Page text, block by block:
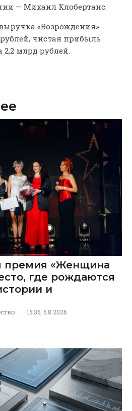
— Михаил Клобертанс.
«Возрождения»
чистая прибыль
млрд рублей.
премия «Женщина
где рождаются
и
· 15:36, 6.8.2026